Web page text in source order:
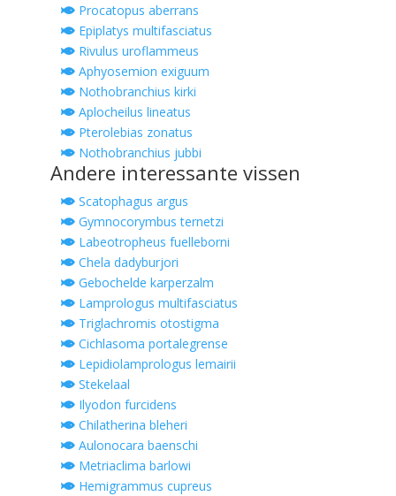
Procatopus aberrans
Epiplatys multifasciatus
Rivulus uroflammeus
Aphyosemion exiguum
Nothobranchius kirki
Aplocheilus lineatus
Pterolebias zonatus
Nothobranchius jubbi
Andere interessante vissen
Scatophagus argus
Gymnocorymbus ternetzi
Labeotropheus fuelleborni
Chela dadyburjori
Gebochelde karperzalm
Lamprologus multifasciatus
Triglachromis otostigma
Cichlasoma portalegrense
Lepidiolamprologus lemairii
Stekelaal
Ilyodon furcidens
Chilatherina bleheri
Aulonocara baenschi
Metriaclima barlowi
Hemigrammus cupreus